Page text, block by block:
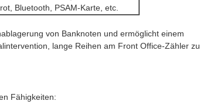
Bluetooth, PSAM-Karte, etc.
von Banknoten und ermöglicht einem
lange Reihen am Front Office-Zähler zu
Fähigkeiten: